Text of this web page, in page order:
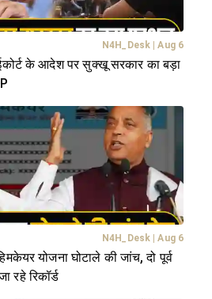
N4H_Desk Aug 6
के आदेश पर सुक्खू सरकार का बड़ा
N4H_Desk Aug 6
योजना घोटाले की जांच, दो पूर्व
रहे रिकॉर्ड